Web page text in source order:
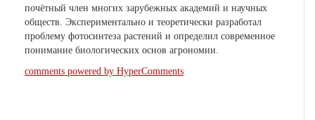
почётный член многих зарубежных академий и научных
обществ. Экспериментально и теоретически разработал
проблему фотосинтеза растений и определил современное
понимание биологических основ агрономии.
comments powered by HyperComments